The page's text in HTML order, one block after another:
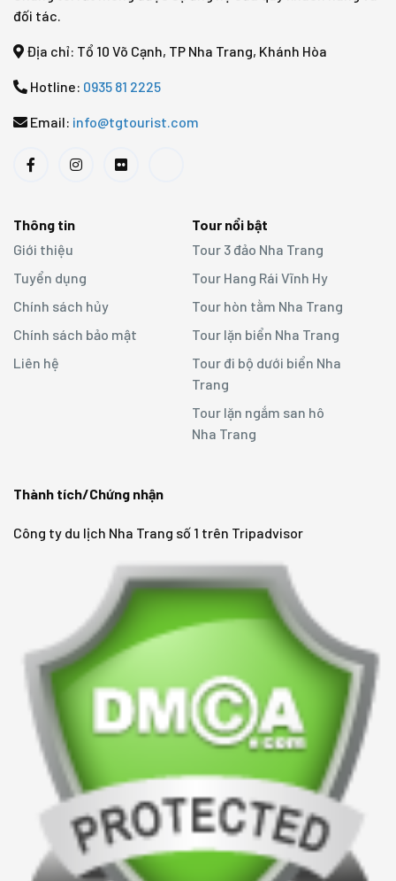
đối tác.
Địa chỉ: Tổ 10 Võ Cạnh, TP Nha Trang, Khánh Hòa
Hotline: 0935 81 2225
Email: info@tgtourist.com
Thông tin
Giới thiệu
Tuyển dụng
Chính sách hủy
Chính sách bảo mật
Liên hệ
Tour nổi bật
Tour 3 đảo Nha Trang
Tour Hang Rái Vĩnh Hy
Tour hòn tằm Nha Trang
Tour lặn biển Nha Trang
Tour đi bộ dưới biển Nha
Trang
Tour lặn ngắm san hô
Nha Trang
Thành tích/Chứng nhận
Công ty du lịch Nha Trang số 1 trên Tripadvisor